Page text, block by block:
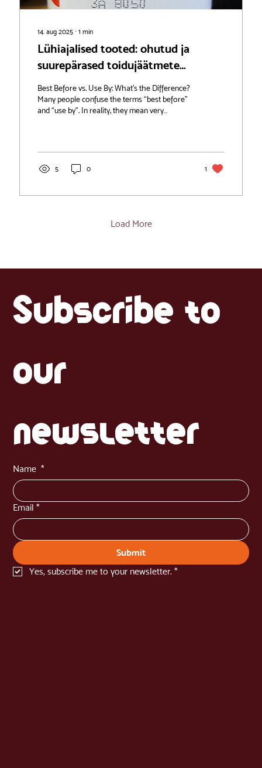
14. aug 2025 ∙1 min
Lühiajalised tooted: ohutud ja
suurepärased toidujäätmete
Best Before vs. Use By: What’s the Difference?
Many people confuse the terms “best before”
and “use by”. In reality, they mean very
5 0 1
Load More
Subscribe to
our
newsletter
Name *
Email *
Submit
Yes, subscribe me to your newsletter. *